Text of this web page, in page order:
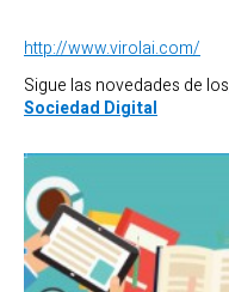
http://www.virolai.com/
Sigue las novedades de los
Sociedad Digital